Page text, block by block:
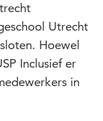
Utrecht
Hoewel
Inclusief er
in